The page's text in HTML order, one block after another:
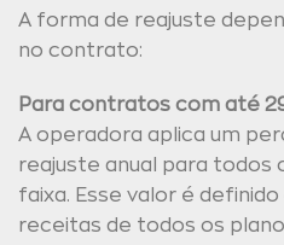
A forma de reajuste
no contrato:
Para contratos com até
A operadora aplica um
reajuste anual para todos
faixa. Esse valor é
receitas de todos os